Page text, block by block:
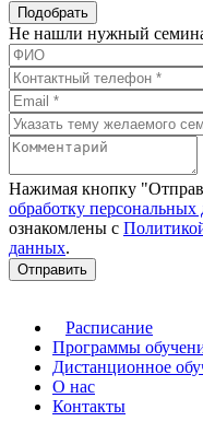
Подобрать
Не нашли нужный
Нажимая кнопку
обработку
ознакомлены с
данных.
Отправить
Расписание
Программы
Дистанционное
О нас
Контакты